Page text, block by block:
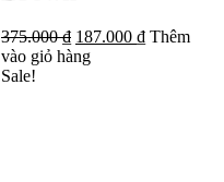
375.000₫ 187.000 ₫ Thêm
vào giỏ hàng
Sale!